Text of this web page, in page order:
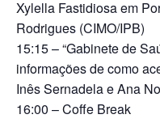
Xylella Fastidiosa em
Rodrigues (CIMO/IPB)
15:15 – “Gabinete de
informações de como
Inês Sernadela e Ana
16:00 – Coffe Break